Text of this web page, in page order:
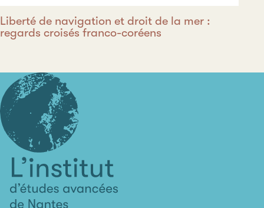
Liberté de navigation et droit de la mer :
regards croisés franco-coréens